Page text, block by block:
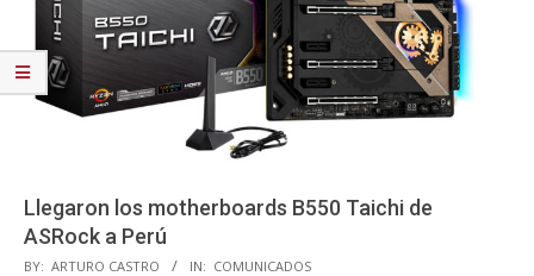
Llegaron los motherboards B550 Taichi de
ASRock a Perú
2020-
BY: ARTURO CASTRO IN: COMUNICADOS